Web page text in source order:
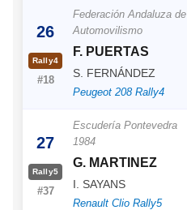
26
Rally4
#18
Federación Andaluza de
Automovilismo
F. PUERTAS
S. FERNÁNDEZ
Peugeot 208 Rally4
27
Rally5
#37
Escudería Pontevedra
1984
G. MARTINEZ
I. SAYANS
Renault Clio Rally5